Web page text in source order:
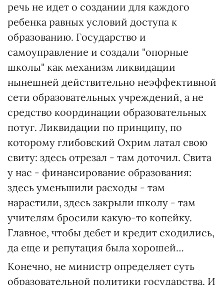
речь не идет о создании для каждого
ребенка равных условий доступа к
образованию. Государство и
самоуправление и создали "опорные
школы" как механизм ликвидации
нынешней действительно неэффективной
сети образовательных учреждений, а не
средство координации образовательных
потуг. Ликвидации по принципу, по
которому глибовский Охрим латал свою
свиту: здесь отрезал - там доточил. Свита
у нас - финансирование образования:
здесь уменьшили расходы - там
нарастили, здесь закрыли школу - там
учителям бросили какую-то копейку.
Главное, чтобы дебет и кредит сходились,
да еще и репутация была хорошей…
Конечно, не министр определяет суть
образовательной политики государства. И